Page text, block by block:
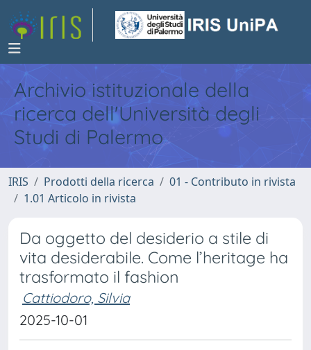
Archivio istituzionale della
ricerca dell'Università degli
Studi di Palermo
IRIS Prodotti della ricerca
01 - Contributo in rivista
1.01 Articolo in rivista
Da oggetto del desiderio a stile di
vita desiderabile. Come l’heritage ha
trasformato il fashion
Cattiodoro, Silvia
2025-10-01